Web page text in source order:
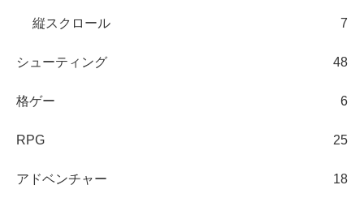
縦スクロール 7
シューティング 48
格ゲー 6
RPG 25
アドベンチャー 18